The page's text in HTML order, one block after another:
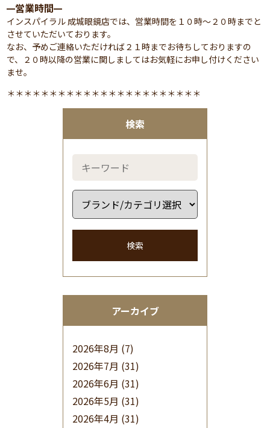
検索
検索
アーカイブ
2026年8月 (7)
2026年7月 (31)
2026年6月 (31)
2026年5月 (31)
2026年4月 (31)
━営業時間━
インスパイラル 成城眼鏡店では、営業時間を１０時～２０時までと
させていただいております。
なお、予めご連絡いただければ２１時までお待ちしておりますの
で、２０時以降の営業に関しましてはお気軽にお申し付けください
ませ。
＊＊＊＊＊＊＊＊＊＊＊＊＊＊＊＊＊＊＊＊＊＊＊